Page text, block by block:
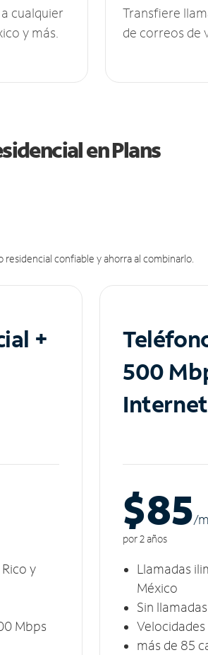
cualquier
y más.
Transfiere
de correos de
en Plans
confiable y ahorra al combinarlo.
+
y
Mbps
500
$85/m
por 2 años
Llamadas
México
Sin
más de 85